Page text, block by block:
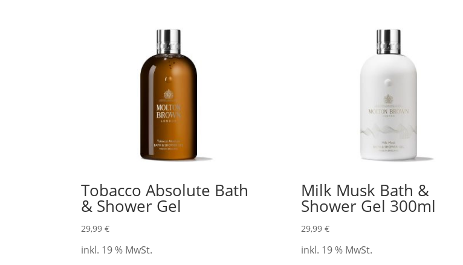
Tobacco Absolute Bath
& Shower Gel
29,99€
inkl. 19 % MwSt.
Milk Musk Bath &
Shower Gel 300ml
29,99€
inkl. 19 % MwSt.